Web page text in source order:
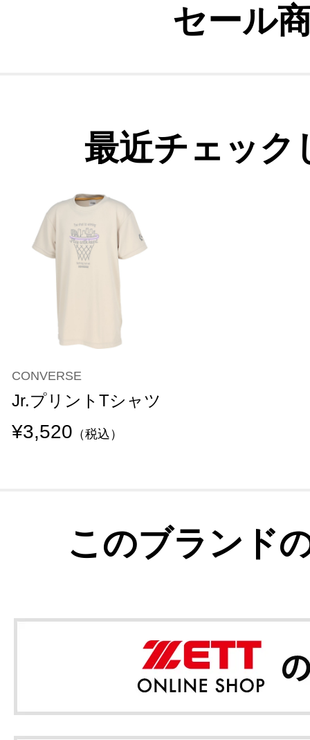
セール
最近チェック
CONVERSE
Jr.プリントTシャツ
¥3,520 （税込）
このブランド